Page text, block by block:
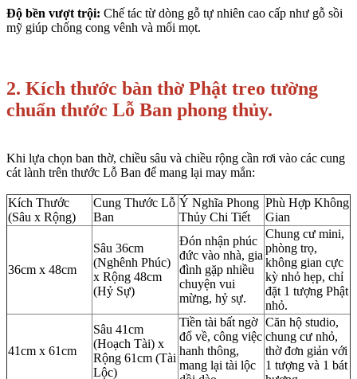
Độ bền vượt trội: Chế tác từ dòng gỗ tự nhiên cao cấp như gỗ sồi
mỹ giúp chống cong vênh và mối mọt.
2. Kích thước bàn thờ Phật treo tường
chuẩn thước Lỗ Ban phong thủy.
Khi lựa chọn ban thờ, chiều sâu và chiều rộng cần rơi vào các cung
cát lành trên thước Lỗ Ban để mang lại may mắn:
Kích Thước
(Sâu x Rộng)
Cung Thước Lỗ
Ban
Ý Nghĩa Phong
Thủy Chi Tiết
Phù Hợp Không
Gian
36cm x 48cm
Sâu 36cm
(Nghênh Phúc)
x Rộng 48cm
(Hỷ Sự)
Đón nhận phúc
đức vào nhà, gia
đình gặp nhiều
chuyện vui
mừng, hỷ sự.
Chung cư mini,
phòng trọ,
không gian cực
kỳ nhỏ hẹp, chỉ
đặt 1 tượng Phật
nhỏ.
41cm x 61cm
Sâu 41cm
(Hoạch Tài) x
Rộng 61cm (Tài
Lộc)
Tiền tài bất ngờ
đổ về, công việc
hanh thông,
mang lại tài lộc
Căn hộ studio,
chung cư nhỏ,
thờ đơn giản với
1 tượng và 1 bát